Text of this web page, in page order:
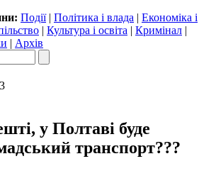
Події| Політика і влада | Економіка і
| Культура і освіта | Кримінал |
| Архів
у Полтаві буде
транспорт???